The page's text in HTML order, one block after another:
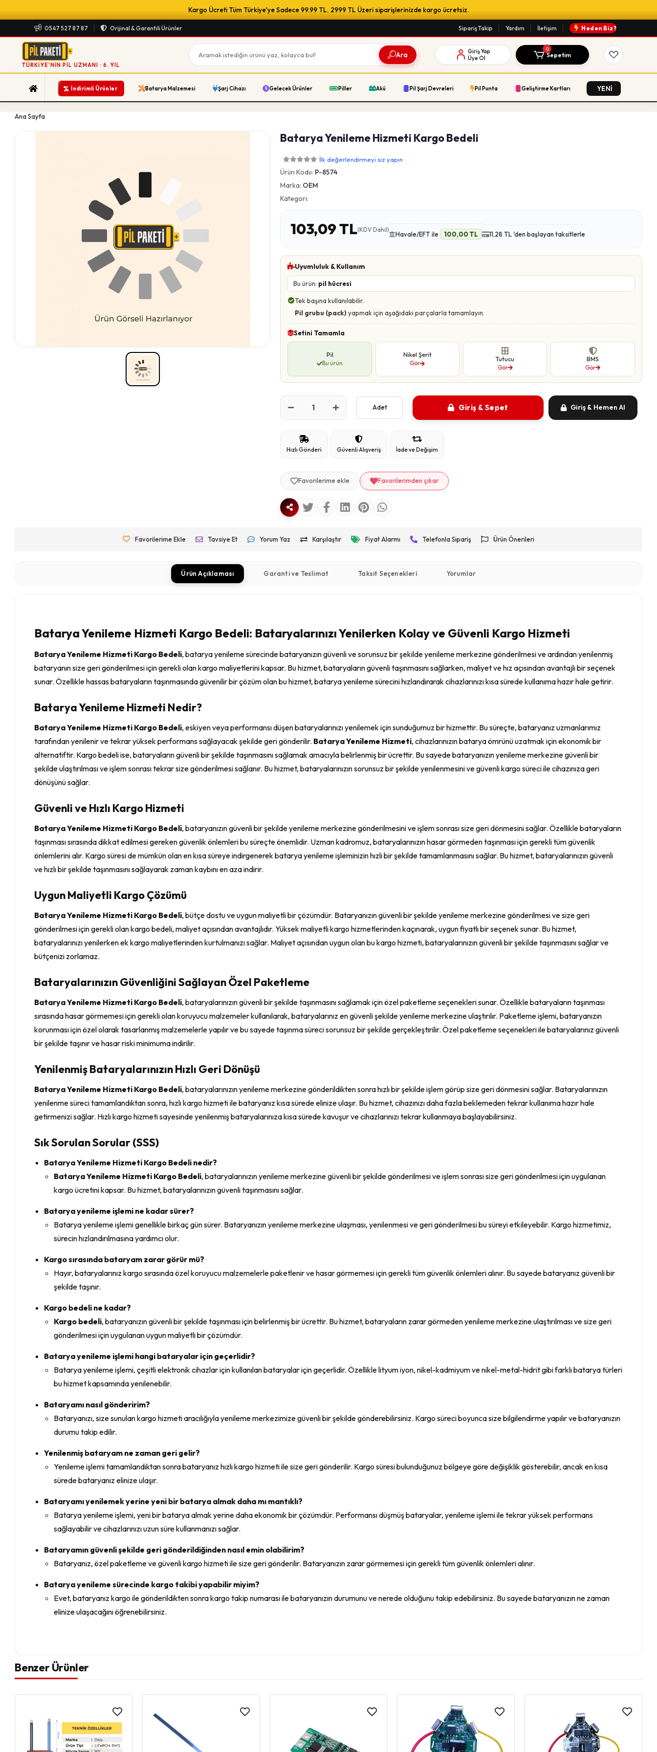
Kargo Ücreti Tüm Türkiye'ye Sadece 99.99 TL. 2999 TL Üzeri siparişlerinizde kargo ücretsiz.
0547 527 87 87 Orijinal & Garantili Ürünler Sipariş Takip Yardım İletişim Neden Biz?
TÜRKIYE'NIN PIL UZMANI · 6. YIL
Ara
Giriş Yap
Üye Ol
0
Sepetim
% İndirimli Ürünler Batarya Malzemesi Şarj Cihazı Gelecek Ürünler Piller Akü Pil Şarj Devreleri Pil Punta Geliştirme Kartları YENİ
Ana Sayfa
Batarya Yenileme Hizmeti Kargo Bedeli
İlk değerlendirmeyi siz yapın
Ürün Kodu: P-8574
Marka: OEM
Kategori:
103,09 TL(KDV Dahil)
Havale/EFT ile 100,00 TL 11,28 TL 'den başlayan taksitlerle
Uyumluluk & Kullanım
Bu ürün: pil hücresi
Tek başına kullanılabilir.
Pil grubu (pack) yapmak için aşağıdaki parçalarla tamamlayın.
Setini Tamamla
Pil
Bu ürün
Nikel Şerit
Gör
Tutucu
Gör
BMS
Gör
Adet Giriş & Sepet Giriş & Hemen Al
Hızlı Gönderi Güvenli Alışveriş İade ve Değişim
Favorilerime ekle Favorilerimden çıkar
Favorilerime Ekle Tavsiye Et Yorum Yaz Karşılaştır Fiyat Alarmı Telefonla Sipariş Ürün Önerileri
Ürün Açıklaması Garanti ve Teslimat Taksit Seçenekleri Yorumlar
Batarya Yenileme Hizmeti Kargo Bedeli: Bataryalarınızı Yenilerken Kolay ve Güvenli Kargo Hizmeti
Batarya Yenileme Hizmeti Kargo Bedeli, batarya yenileme sürecinde bataryanızın güvenli ve sorunsuz bir şekilde yenileme merkezine gönderilmesi ve ardından yenilenmiş
bataryanın size geri gönderilmesi için gerekli olan kargo maliyetlerini kapsar. Bu hizmet, bataryaların güvenli taşınmasını sağlarken, maliyet ve hız açısından avantajlı bir seçenek
sunar. Özellikle hassas bataryaların taşınmasında güvenilir bir çözüm olan bu hizmet, batarya yenileme sürecini hızlandırarak cihazlarınızı kısa sürede kullanıma hazır hale getirir.
Batarya Yenileme Hizmeti Nedir?
Batarya Yenileme Hizmeti Kargo Bedeli, eskiyen veya performansı düşen bataryalarınızı yenilemek için sunduğumuz bir hizmettir. Bu süreçte, bataryanız uzmanlarımız
tarafından yenilenir ve tekrar yüksek performans sağlayacak şekilde geri gönderilir. Batarya Yenileme Hizmeti, cihazlarınızın batarya ömrünü uzatmak için ekonomik bir
alternatiftir. Kargo bedeli ise, bataryaların güvenli bir şekilde taşınmasını sağlamak amacıyla belirlenmiş bir ücrettir. Bu sayede bataryanızın yenileme merkezine güvenli bir
şekilde ulaştırılması ve işlem sonrası tekrar size gönderilmesi sağlanır. Bu hizmet, bataryalarınızın sorunsuz bir şekilde yenilenmesini ve güvenli kargo süreci ile cihazınıza geri
dönüşünü sağlar.
Güvenli ve Hızlı Kargo Hizmeti
Batarya Yenileme Hizmeti Kargo Bedeli, bataryanızın güvenli bir şekilde yenileme merkezine gönderilmesini ve işlem sonrası size geri dönmesini sağlar. Özellikle bataryaların
taşınması sırasında dikkat edilmesi gereken güvenlik önlemleri bu süreçte önemlidir. Uzman kadromuz, bataryalarınızın hasar görmeden taşınması için gerekli tüm güvenlik
önlemlerini alır. Kargo süresi de mümkün olan en kısa süreye indirgenerek batarya yenileme işleminizin hızlı bir şekilde tamamlanmasını sağlar. Bu hizmet, bataryalarınızın güvenli
ve hızlı bir şekilde taşınmasını sağlayarak zaman kaybını en aza indirir.
Uygun Maliyetli Kargo Çözümü
Batarya Yenileme Hizmeti Kargo Bedeli, bütçe dostu ve uygun maliyetli bir çözümdür. Bataryanızın güvenli bir şekilde yenileme merkezine gönderilmesi ve size geri
gönderilmesi için gerekli olan kargo bedeli, maliyet açısından avantajlıdır. Yüksek maliyetli kargo hizmetlerinden kaçınarak, uygun fiyatlı bir seçenek sunar. Bu hizmet,
bataryalarınızı yenilerken ek kargo maliyetlerinden kurtulmanızı sağlar. Maliyet açısından uygun olan bu kargo hizmeti, bataryalarınızın güvenli bir şekilde taşınmasını sağlar ve
bütçenizi zorlamaz.
Bataryalarınızın Güvenliğini Sağlayan Özel Paketleme
Batarya Yenileme Hizmeti Kargo Bedeli, bataryalarınızın güvenli bir şekilde taşınmasını sağlamak için özel paketleme seçenekleri sunar. Özellikle bataryaların taşınması
sırasında hasar görmemesi için gerekli olan koruyucu malzemeler kullanılarak, bataryalarınız en güvenli şekilde yenileme merkezine ulaştırılır. Paketleme işlemi, bataryanızın
korunması için özel olarak tasarlanmış malzemelerle yapılır ve bu sayede taşınma süreci sorunsuz bir şekilde gerçekleştirilir. Özel paketleme seçenekleri ile bataryalarınız güvenli
bir şekilde taşınır ve hasar riski minimuma indirilir.
Yenilenmiş Bataryalarınızın Hızlı Geri Dönüşü
Batarya Yenileme Hizmeti Kargo Bedeli, bataryalarınızın yenileme merkezine gönderildikten sonra hızlı bir şekilde işlem görüp size geri dönmesini sağlar. Bataryalarınızın
yenilenme süreci tamamlandıktan sonra, hızlı kargo hizmeti ile bataryanız kısa sürede elinize ulaşır. Bu hizmet, cihazınızı daha fazla beklemeden tekrar kullanıma hazır hale
getirmenizi sağlar. Hızlı kargo hizmeti sayesinde yenilenmiş bataryalarınıza kısa sürede kavuşur ve cihazlarınızı tekrar kullanmaya başlayabilirsiniz.
Sık Sorulan Sorular (SSS)
Batarya Yenileme Hizmeti Kargo Bedeli nedir?
Batarya Yenileme Hizmeti Kargo Bedeli, bataryalarınızın yenileme merkezine güvenli bir şekilde gönderilmesi ve işlem sonrası size geri gönderilmesi için uygulanan
kargo ücretini kapsar. Bu hizmet, bataryalarınızın güvenli taşınmasını sağlar.
Batarya yenileme işlemi ne kadar sürer?
Batarya yenileme işlemi genellikle birkaç gün sürer. Bataryanızın yenileme merkezine ulaşması, yenilenmesi ve geri gönderilmesi bu süreyi etkileyebilir. Kargo hizmetimiz,
sürecin hızlandırılmasına yardımcı olur.
Kargo sırasında bataryam zarar görür mü?
Hayır, bataryalarınız kargo sırasında özel koruyucu malzemelerle paketlenir ve hasar görmemesi için gerekli tüm güvenlik önlemleri alınır. Bu sayede bataryanız güvenli bir
şekilde taşınır.
Kargo bedeli ne kadar?
Kargo bedeli, bataryanızın güvenli bir şekilde taşınması için belirlenmiş bir ücrettir. Bu hizmet, bataryaların zarar görmeden yenileme merkezine ulaştırılması ve size geri
gönderilmesi için uygulanan uygun maliyetli bir çözümdür.
Batarya yenileme işlemi hangi bataryalar için geçerlidir?
Batarya yenileme işlemi, çeşitli elektronik cihazlar için kullanılan bataryalar için geçerlidir. Özellikle lityum iyon, nikel-kadmiyum ve nikel-metal-hidrit gibi farklı batarya türleri
bu hizmet kapsamında yenilenebilir.
Bataryamı nasıl gönderirim?
Bataryanızı, size sunulan kargo hizmeti aracılığıyla yenileme merkezimize güvenli bir şekilde gönderebilirsiniz. Kargo süreci boyunca size bilgilendirme yapılır ve bataryanızın
durumu takip edilir.
Yenilenmiş bataryam ne zaman geri gelir?
Yenileme işlemi tamamlandıktan sonra bataryanız hızlı kargo hizmeti ile size geri gönderilir. Kargo süresi bulunduğunuz bölgeye göre değişiklik gösterebilir, ancak en kısa
sürede bataryanız elinize ulaşır.
Bataryamı yenilemek yerine yeni bir batarya almak daha mı mantıklı?
Batarya yenileme işlemi, yeni bir batarya almak yerine daha ekonomik bir çözümdür. Performansı düşmüş bataryalar, yenileme işlemi ile tekrar yüksek performans
sağlayabilir ve cihazlarınızı uzun süre kullanmanızı sağlar.
Bataryamın güvenli şekilde geri gönderildiğinden nasıl emin olabilirim?
Bataryanız, özel paketleme ve güvenli kargo hizmeti ile size geri gönderilir. Bataryanızın zarar görmemesi için gerekli tüm güvenlik önlemleri alınır.
Batarya yenileme sürecinde kargo takibi yapabilir miyim?
Evet, bataryanız kargo ile gönderildikten sonra kargo takip numarası ile bataryanızın durumunu ve nerede olduğunu takip edebilirsiniz. Bu sayede bataryanızın ne zaman
elinize ulaşacağını öğrenebilirsiniz.
Benzer Ürünler